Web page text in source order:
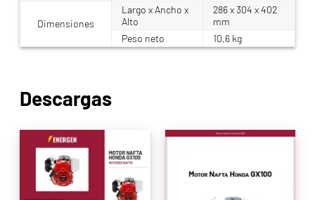
Dimensiones
Largo x Ancho x
Alto
286 x 304 x 402
mm
Peso neto
10,6 kg
Descargas